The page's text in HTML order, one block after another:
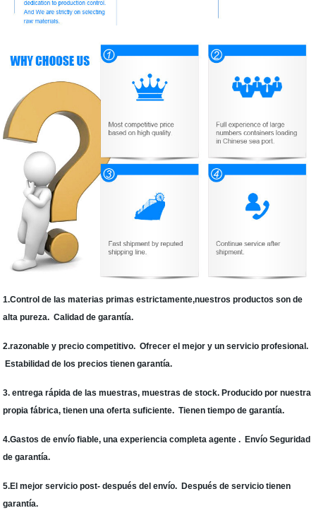
1.Control de las materias primas estrictamente,nuestros productos son de
alta pureza. Calidad de garantía.
2.razonable y precio competitivo. Ofrecer el mejor y un servicio profesional.
Estabilidad de los precios tienen garantía.
3. entrega rápida de las muestras, muestras de stock. Producido por nuestra
propia fábrica, tienen una oferta suficiente. Tienen tiempo de garantía.
4.Gastos de envío fiable, una experiencia completa agente . Envío Seguridad
de garantía.
5.El mejor servicio post- después del envío. Después de servicio tienen
garantía.